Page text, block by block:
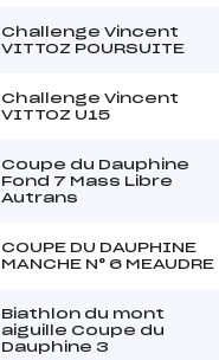
Challenge Vincent
VITTOZ POURSUITE
Challenge Vincent
VITTOZ U15
Coupe du Dauphine
Fond 7 Mass Libre
Autrans
COUPE DU DAUPHINE
MANCHE N° 6 MEAUDRE
Biathlon du mont
aiguille Coupe du
Dauphine 3